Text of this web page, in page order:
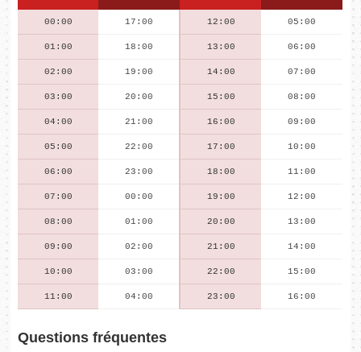
00:00 17:00 12:00 05:00
01:00 18:00 13:00 06:00
02:00 19:00 14:00 07:00
03:00 20:00 15:00 08:00
04:00 21:00 16:00 09:00
05:00 22:00 17:00 10:00
06:00 23:00 18:00 11:00
07:00 00:00 19:00 12:00
08:00 01:00 20:00 13:00
09:00 02:00 21:00 14:00
10:00 03:00 22:00 15:00
11:00 04:00 23:00 16:00
Questions fréquentes